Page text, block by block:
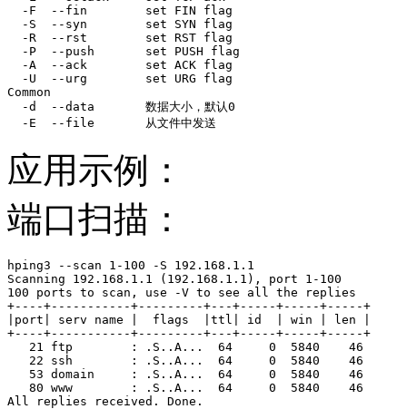
  -F  --fin        set FIN flag
  -S  --syn        set SYN flag
  -R  --rst        set RST flag
  -P  --push       set PUSH flag
  -A  --ack        set ACK flag
  -U  --urg        set URG flag
Common
  -d  --data       数据大小，默认0
  -E  --file       从文件中发送
应用示例：
端口扫描：
hping3 --scan 1-100 -S 192.168.1.1
Scanning 192.168.1.1 (192.168.1.1), port 1-100
100 ports to scan, use -V to see all the replies
+----+-----------+---------+---+-----+-----+-----+
|port| serv name |  flags  |ttl| id  | win | len |
+----+-----------+---------+---+-----+-----+-----+
   21 ftp        : .S..A...  64     0  5840    46
   22 ssh        : .S..A...  64     0  5840    46
   53 domain     : .S..A...  64     0  5840    46
   80 www        : .S..A...  64     0  5840    46
All replies received. Done.